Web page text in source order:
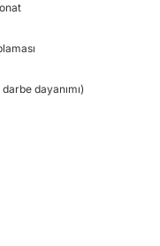
dayanımı)